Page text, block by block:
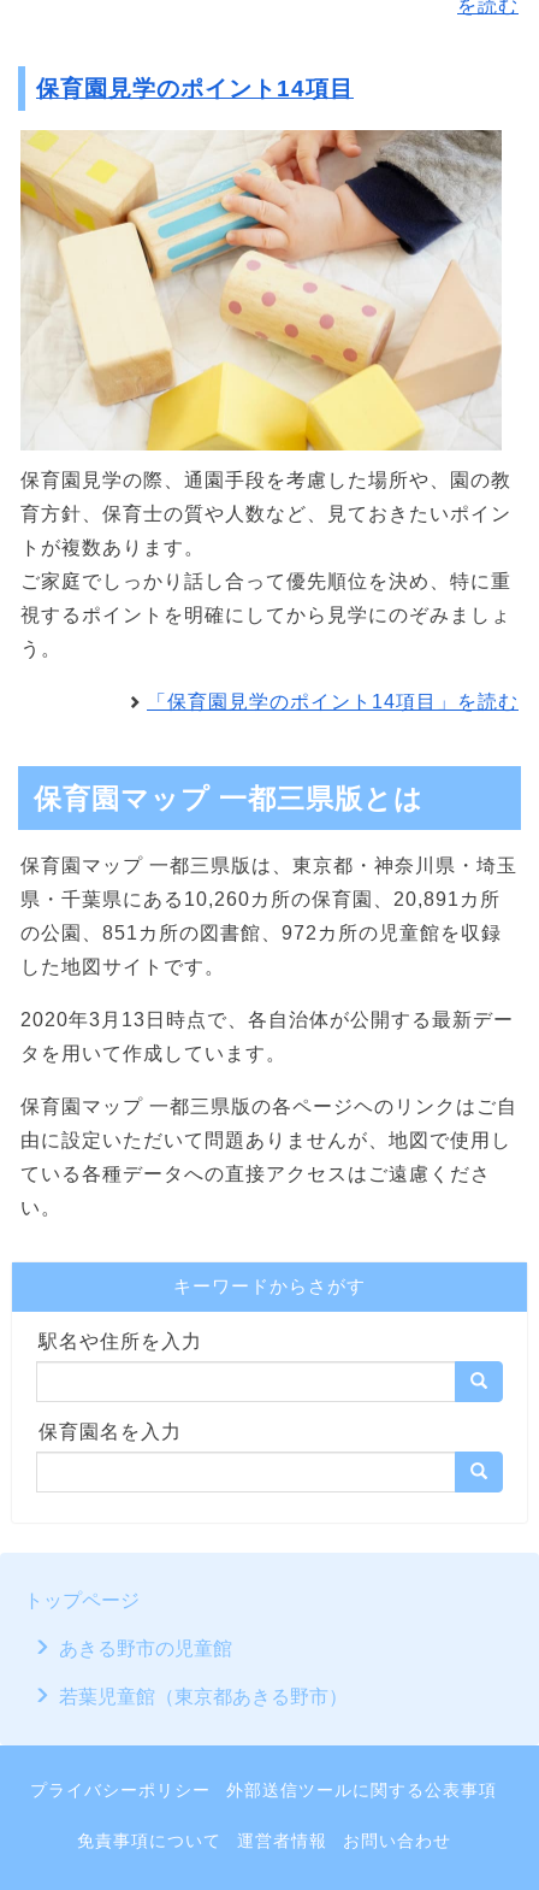
を読む
保育園見学のポイント14項目
保育園見学の際、通園手段を考慮した場所や、園の教
育方針、保育士の質や人数など、見ておきたいポイン
トが複数あります。
ご家庭でしっかり話し合って優先順位を決め、特に重
視するポイントを明確にしてから見学にのぞみましょ
う。
「保育園見学のポイント14項目」を読む
保育園マップ 一都三県版とは
保育園マップ 一都三県版は、東京都・神奈川県・埼玉
県・千葉県にある10,260カ所の保育園、20,891カ所
の公園、851カ所の図書館、972カ所の児童館を収録
した地図サイトです。
2020年3月13日時点で、各自治体が公開する最新デー
タを用いて作成しています。
保育園マップ 一都三県版の各ページヘのリンクはご自
由に設定いただいて問題ありませんが、地図で使用し
ている各種データへの直接アクセスはご遠慮くださ
い。
キーワードからさがす
駅名や住所を入力
保育園名を入力
トップページ
あきる野市の児童館
若葉児童館（東京都あきる野市）
プライバシーポリシー 外部送信ツールに関する公表事項
免責事項について 運営者情報 お問い合わせ